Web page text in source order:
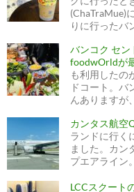
(ChaTraMue)
りに行ったバ
バンコク セン
foodwOrldが
も利用したの
ドコート。バ
んありますが
カンタス航空
ランドに行く
ました。カン
プエアライン
LCCスクート